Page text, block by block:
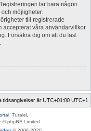
tar bara någon
möjligheter.
till registrerade
accepterat våra användarvillkor
Försäkra dig om att du läst
tidsangivelser är UTC+01:00 UTC+1
, Turaiel,
© phpBB Limited